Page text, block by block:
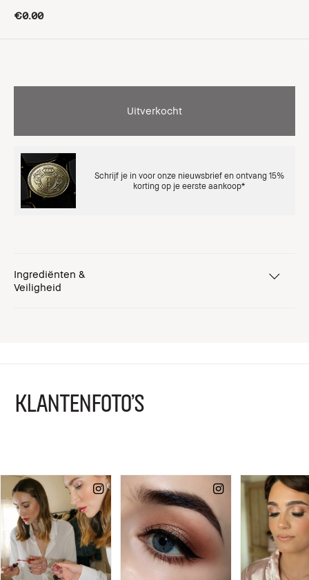
€0.00
Uitverkocht
Schrijf je in voor onze nieuwsbrief en ontvang 15%
korting op je eerste aankoop*
Ingrediënten &
Veiligheid
KLANTENFOTO'S